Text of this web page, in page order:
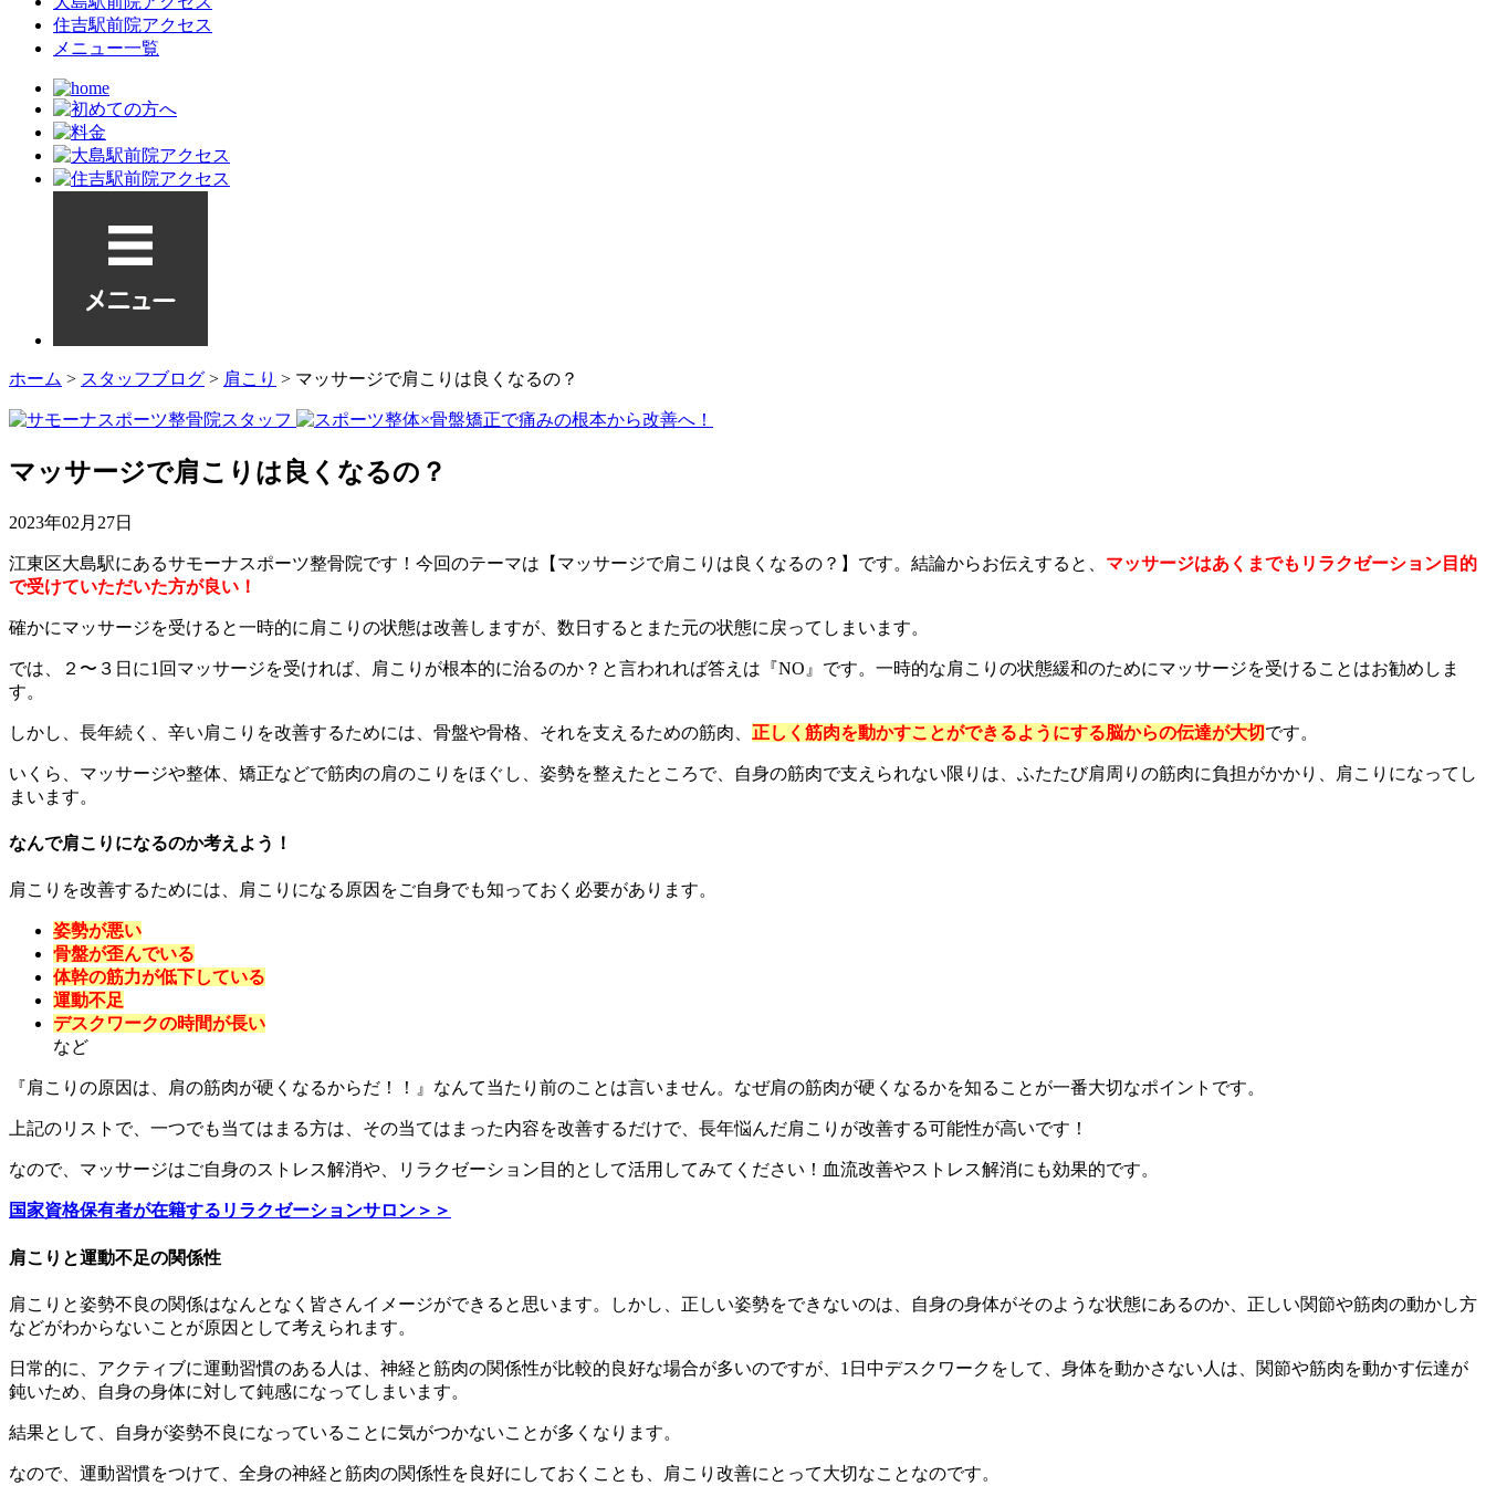
住吉駅前院アクセス
メニュー一覧
ホーム > スタッフブログ > 肩こり > マッサージで肩こりは良くなるの？
マッサージで肩こりは良くなるの？
2023年02月27日
江東区大島駅にあるサモーナスポーツ整骨院です！今回のテーマは【マッサージで肩こりは良くなるの？】です。結論からお伝えすると、 マッサージはあくまでもリラクゼーション目的
で受けていただいた方が良い！
確かにマッサージを受けると一時的に肩こりの状態は改善しますが、数日するとまた元の状態に戻ってしまいます。
では、２〜３日に1回マッサージを受ければ、肩こりが根本的に治るのか？と言われれば答えは『NO』です。一時的な肩こりの状態緩和のためにマッサージを受けることはお勧めしま
す。
しかし、長年続く、辛い肩こりを改善するためには、骨盤や骨格、それを支えるための筋肉、 正しく筋肉を動かすことができるようにする脳からの伝達が大切です。
いくら、マッサージや整体、矯正などで筋肉の肩のこりをほぐし、姿勢を整えたところで、自身の筋肉で支えられない限りは、ふたたび肩周りの筋肉に負担がかかり、肩こりになってし
まいます。
なんで肩こりになるのか考えよう！
肩こりを改善するためには、肩こりになる原因をご自身でも知っておく必要があります。
姿勢が悪い
骨盤が歪んでいる
体幹の筋力が低下している
運動不足
デスクワークの時間が長い
など
『肩こりの原因は、肩の筋肉が硬くなるからだ！！』なんて当たり前のことは言いません。なぜ肩の筋肉が硬くなるかを知ることが一番大切なポイントです。
上記のリストで、一つでも当てはまる方は、その当てはまった内容を改善するだけで、長年悩んだ肩こりが改善する可能性が高いです！
なので、マッサージはご自身のストレス解消や、リラクゼーション目的として活用してみてください！血流改善やストレス解消にも効果的です。
国家資格保有者が在籍するリラクゼーションサロン＞＞
肩こりと運動不足の関係性
肩こりと姿勢不良の関係はなんとなく皆さんイメージができると思います。しかし、正しい姿勢をできないのは、自身の身体がそのような状態にあるのか、正しい関節や筋肉の動かし方
などがわからないことが原因として考えられます。
日常的に、アクティブに運動習慣のある人は、神経と筋肉の関係性が比較的良好な場合が多いのですが、1日中デスクワークをして、身体を動かさない人は、関節や筋肉を動かす伝達が
鈍いため、自身の身体に対して鈍感になってしまいます。
結果として、自身が姿勢不良になっていることに気がつかないことが多くなります。
なので、運動習慣をつけて、全身の神経と筋肉の関係性を良好にしておくことも、肩こり改善にとって大切なことなのです。